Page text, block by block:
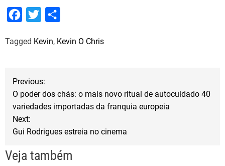
c
o
k
i
r
a
Tagged Kevin, Kevin O Chris
N
e
Previous:
O poder dos chás: o mais novo ritual de autocuidado 40
variedades importadas da franquia europeia
Next:
Gui Rodrigues estreia no cinema
Veja também